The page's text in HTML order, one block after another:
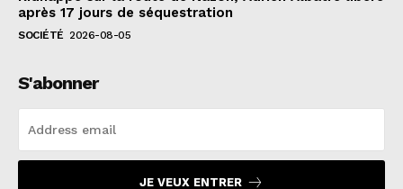
après 17 jours de séquestration
SOCIÉTÉ 2026-08-05
S'abonner
JE VEUX ENTRER